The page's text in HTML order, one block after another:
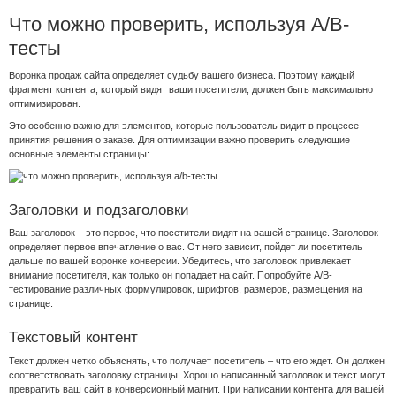
Что можно проверить, используя A/B-
тесты
Воронка продаж сайта определяет судьбу вашего бизнеса. Поэтому каждый
фрагмент контента, который видят ваши посетители, должен быть максимально
оптимизирован.
Это особенно важно для элементов, которые пользователь видит в процессе
принятия решения о заказе. Для оптимизации важно проверить следующие
основные элементы страницы:
Заголовки и подзаголовки
Ваш заголовок – это первое, что посетители видят на вашей странице. Заголовок
определяет первое впечатление о вас. От него зависит, пойдет ли посетитель
дальше по вашей воронке конверсии. Убедитесь, что заголовок привлекает
внимание посетителя, как только он попадает на сайт. Попробуйте A/B-
тестирование различных формулировок, шрифтов, размеров, размещения на
странице.
Текстовый контент
Текст должен четко объяснять, что получает посетитель – что его ждет. Он должен
соответствовать заголовку страницы. Хорошо написанный заголовок и текст могут
превратить ваш сайт в конверсионный магнит. При написании контента для вашей